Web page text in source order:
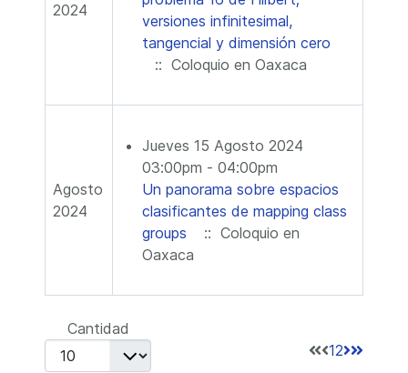
2024
versiones infinitesimal,
tangencial y dimensión cero
:: Coloquio en Oaxaca
Agosto
2024
Jueves 15 Agosto 2024
03:00pm - 04:00pm
Un panorama sobre espacios
clasificantes de mapping class
groups
:: Coloquio en
Oaxaca
Lista de límites de paginación
Cantidad
12